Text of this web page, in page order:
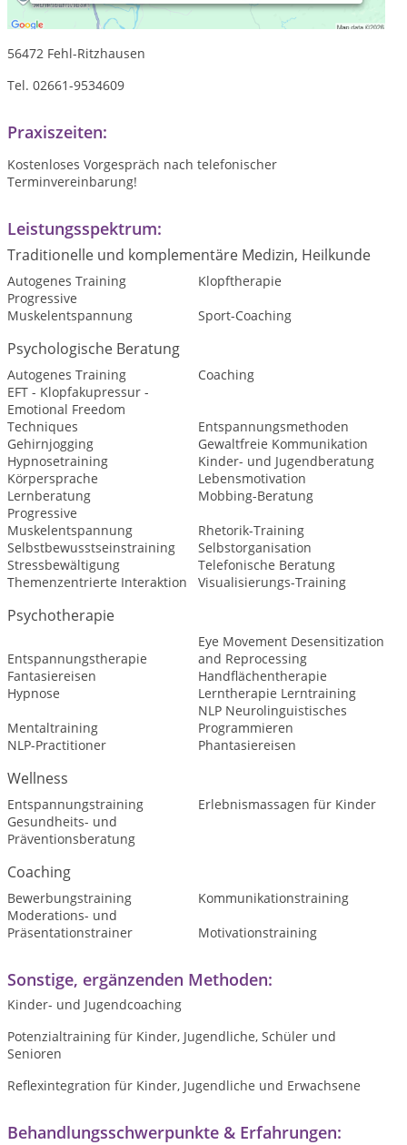
Oranienstr. 3
56472 Fehl-Ritzhausen
Tel. 02661-9534609
Praxiszeiten:
Kostenloses Vorgespräch nach telefonischer
Terminvereinbarung!
Leistungsspektrum:
Traditionelle und komplementäre Medizin, Heilkunde
Autogenes Training
Klopftherapie
Progressive
Muskelentspannung
Sport-Coaching
Psychologische Beratung
Autogenes Training
Coaching
EFT - Klopfakupressur -
Emotional Freedom
Techniques
Entspannungsmethoden
Gehirnjogging
Gewaltfreie Kommunikation
Hypnosetraining
Kinder- und Jugendberatung
Körpersprache
Lebensmotivation
Lernberatung
Mobbing-Beratung
Progressive
Muskelentspannung
Rhetorik-Training
Selbstbewusstseinstraining
Selbstorganisation
Stressbewältigung
Telefonische Beratung
Themenzentrierte Interaktion
Visualisierungs-Training
Psychotherapie
Entspannungstherapie
Eye Movement Desensitization
and Reprocessing
Fantasiereisen
Handflächentherapie
Hypnose
Lerntherapie Lerntraining
Mentaltraining
NLP Neurolinguistisches
Programmieren
NLP-Practitioner
Phantasiereisen
Wellness
Entspannungstraining
Erlebnismassagen für Kinder
Gesundheits- und
Präventionsberatung
Coaching
Bewerbungstraining
Kommunikationstraining
Moderations- und
Präsentationstrainer
Motivationstraining
Sonstige, ergänzenden Methoden:
Kinder- und Jugendcoaching
Potenzialtraining für Kinder, Jugendliche, Schüler und
Senioren
Reflexintegration für Kinder, Jugendliche und Erwachsene
Behandlungsschwerpunkte & Erfahrungen: